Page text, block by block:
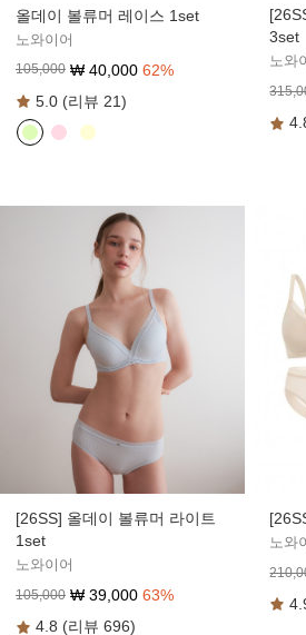
올데이 볼류머 레이스 1set
노와이어
105,000 ₩ 40,000 62%
5.0 (리뷰 21)
3set
노와
[26SS] 올데이 볼류머 라이트
1set
노와이어
105,000 ₩ 39,000 63%
4.8 (리뷰 696)
노와